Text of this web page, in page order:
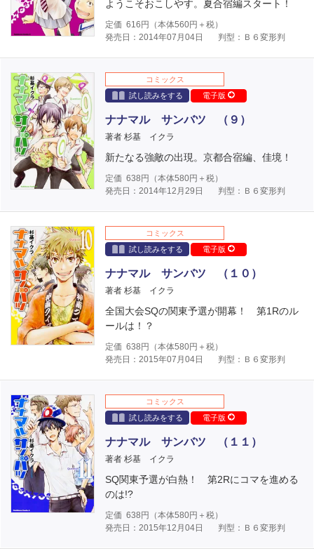
ようこそおこしやす。夏合宿編スタート！
定価 616 円（本体560円＋税）
発売日：2014年07月04日
判型：Ｂ６変形判
コミックス
試し読みをする
電子版
ナナマル サンバツ （９）
著者 杉基 イクラ
新たなる強敵の出現。京都合宿編、佳境！
定価 638 円（本体580円＋税）
発売日：2014年12月29日
判型：Ｂ６変形判
コミックス
試し読みをする
電子版
ナナマル サンバツ （１０）
著者 杉基 イクラ
全国大会SQの関東予選が開幕！ 第1Rのル
ールは！？
定価 638 円（本体580円＋税）
発売日：2015年07月04日
判型：Ｂ６変形判
コミックス
試し読みをする
電子版
ナナマル サンバツ （１１）
著者 杉基 イクラ
SQ関東予選が白熱！ 第2Rにコマを進める
のは!?
定価 638 円（本体580円＋税）
発売日：2015年12月04日
判型：Ｂ６変形判